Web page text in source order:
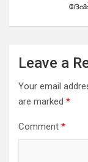
Leave a
Your email
are marked *
Comment *